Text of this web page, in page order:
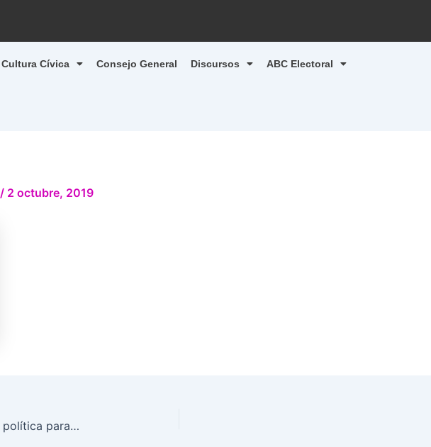
Cultura Cívica Consejo General Discursos ABC Electoral
/ 2 octubre, 2019
Diálogo sobre participación y representación política para el ejercicio efectivo de los derechos del pueblo Afromexicano